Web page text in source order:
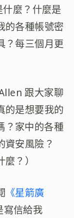
麼？什麼是
的各種帳號密
？每三個月更
跟大家聊
的是想要我的
？家中的各種
資安風險？
？）
《星箭廣
寫信給我